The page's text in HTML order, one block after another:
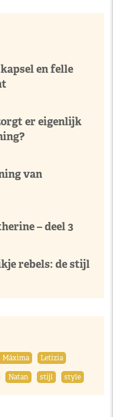
en felle
er eigenlijk
van
– deel 3
rebels: de stijl
Letizia
Natan stijl style